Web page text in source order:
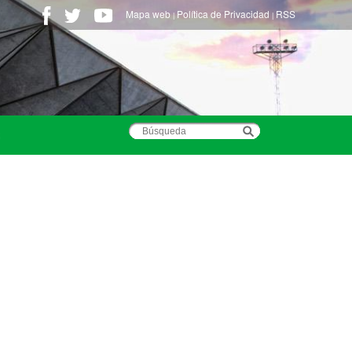
Mapa web|Política de Privacidad | RSS